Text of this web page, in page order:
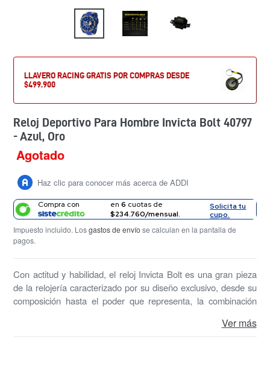
LLAVERO RACING GRATIS POR COMPRAS DESDE
$499.900
Reloj Deportivo Para Hombre Invicta Bolt 40797
- Azul, Oro
Precio
habitual
Agotado
Haz clic para conocer más acerca de ADDI
Compra con en6 cuotas de
$234.760/mensual.
Solicita tu
cupo.
Impuesto incluido. Losgastos de envíose calculan en la pantalla de
pagos.
Con actitud y habilidad, el reloj Invicta Bolt es una gran pieza
de la relojería caracterizado por su diseño exclusivo, desde su
composición hasta el poder que representa, la combinación
Ver más